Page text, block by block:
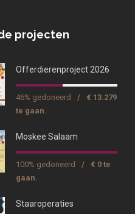
projecten
Offerdierenproject 2026
46% gedoneerd /
€ 13.279
te gaan.
Moskee Salaam
100% gedoneerd /
€ 0 te
gaan.
Staaroperaties